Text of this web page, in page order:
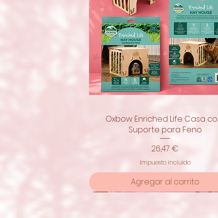
Vista rápida
Oxbow Enriched Life Casa
Suporte para Feno
Precio
26,47 €
Impuesto incluido
Agregar al carrito